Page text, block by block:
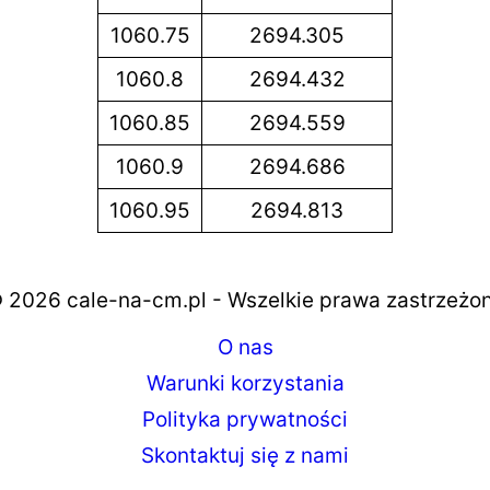
1060.75
2694.305
1060.8
2694.432
1060.85
2694.559
1060.9
2694.686
1060.95
2694.813
cale-na-cm.pl - Wszelkie prawa
O nas
Warunki korzystania
Polityka prywatności
Skontaktuj się z nami